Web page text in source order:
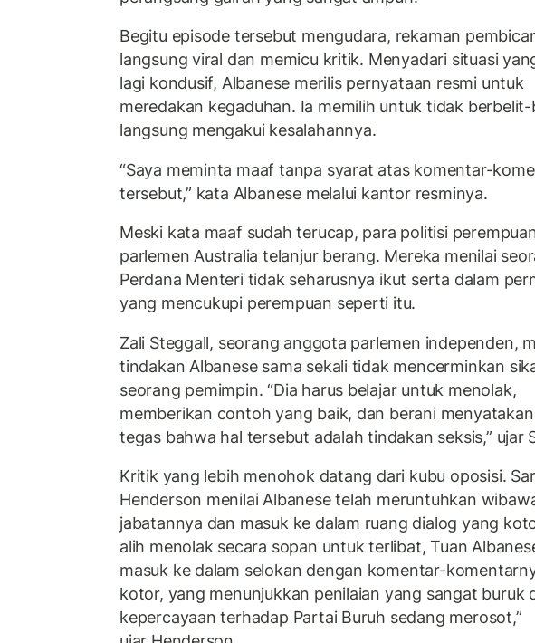
Begitu episode tersebut mengudara, rekaman
langsung viral dan memicu kritik. Menyadari situasi
lagi kondusif, Albanese merilis pernyataan resmi untuk
meredakan kegaduhan. Ia memilih untuk tidak
langsung mengakui kesalahannya.
“Saya meminta maaf tanpa syarat atas komentar-
tersebut,” kata Albanese melalui kantor resminya.
Meski kata maaf sudah terucap, para politisi
parlemen Australia telanjur berang. Mereka menilai
Perdana Menteri tidak seharusnya ikut serta dalam
yang mencukupi perempuan seperti itu.
Zali Steggall, seorang anggota parlemen independen,
tindakan Albanese sama sekali tidak mencerminkan
seorang pemimpin. “Dia harus belajar untuk menolak,
memberikan contoh yang baik, dan berani
tegas bahwa hal tersebut adalah tindakan seksis,” ujar
Kritik yang lebih menohok datang dari kubu oposisi.
Henderson menilai Albanese telah meruntuhkan
jabatannya dan masuk ke dalam ruang dialog yang
alih menolak secara sopan untuk terlibat, Tuan
masuk ke dalam selokan dengan komentar-
kotor, yang menunjukkan penilaian yang sangat buruk
kepercayaan terhadap Partai Buruh sedang merosot,”